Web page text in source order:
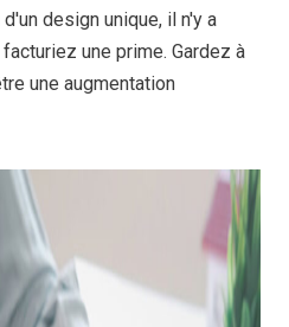
design unique, il n'y a
une prime. Gardez à
une augmentation